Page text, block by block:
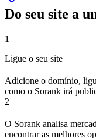
Do seu site a
1
Ligue o seu site
Adicione o domínio,
como o Sorank irá
2
O Sorank analisa
encontrar as melhores